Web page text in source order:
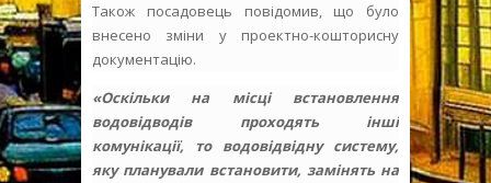
Також посадовець повідомив, що було
внесено зміни у проектно-кошторисну
документацію.
«Оскільки на місці встановлення
водовідводів проходять інші
комунікації, то водовідвідну систему,
яку планували встановити, замінять на